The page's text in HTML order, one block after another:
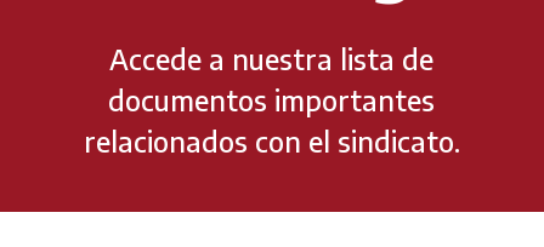
Accede a nuestra lista de
documentos importantes
relacionados con el sindicato.